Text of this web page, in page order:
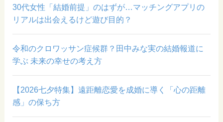
30代女性「結婚前提」のはずが…マッチングアプリの
リアルは出会えるけど遊び目的？
令和のクロワッサン症候群？田中みな実の結婚報道に
学ぶ 未来の幸せの考え方
【2026七夕特集】遠距離恋愛を成婚に導く「心の距離
感」の保ち方